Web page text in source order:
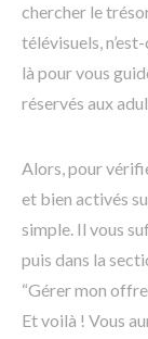
chercher le
télévisuels,
là pour vous
réservés aux
Alors, pour
et bien activés
simple. Il vous
puis dans la
“Gérer mon
Et voilà ! Vous